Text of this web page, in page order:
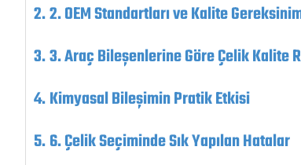
2. OEM Standartları ve Kalite
3. Araç Bileşenlerine Göre Çelik Kalite
Kimyasal Bileşimin Pratik Etkisi
6. Çelik Seçiminde Sık Yapılan Hatalar